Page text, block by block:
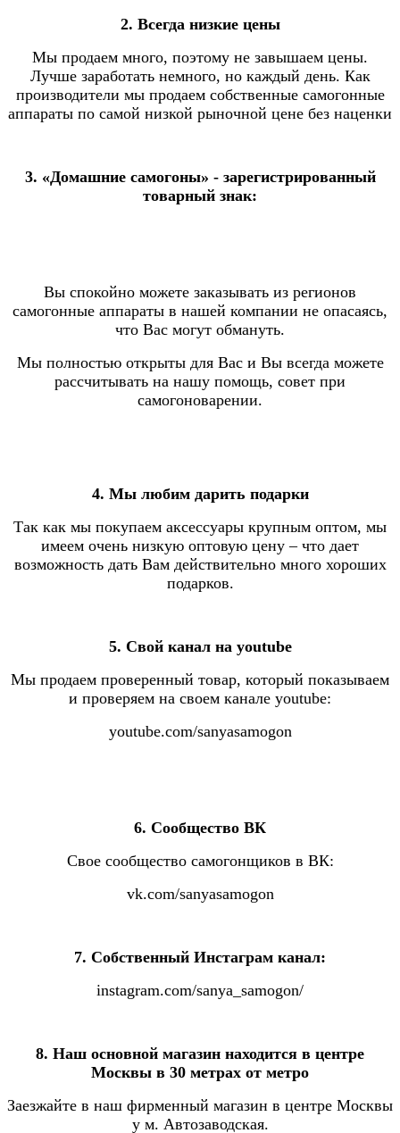
2. Всегда низкие цены
Мы продаем много, поэтому не завышаем цены.
Лучше заработать немного, но каждый день. Как
производители мы продаем собственные самогонные
аппараты по самой низкой рыночной цене без наценки
3. «Домашние самогоны» - зарегистрированный
товарный знак:
Вы спокойно можете заказывать из регионов
самогонные аппараты в нашей компании не опасаясь,
что Вас могут обмануть.
Мы полностью открыты для Вас и Вы всегда можете
рассчитывать на нашу помощь, совет при
самогоноварении.
4. Мы любим дарить подарки
Так как мы покупаем аксессуары крупным оптом, мы
имеем очень низкую оптовую цену – что дает
возможность дать Вам действительно много хороших
подарков.
5. Свой канал на youtube
Мы продаем проверенный товар, который показываем
и проверяем на своем канале youtube:
youtube.com/sanyasamogon
6. Сообщество ВК
Свое сообщество самогонщиков в ВК:
vk.com/sanyasamogon
7. Собственный Инстаграм канал:
instagram.com/sanya_samogon/
8. Наш основной магазин находится в центре
Москвы в 30 метрах от метро
Заезжайте в наш фирменный магазин в центре Москвы
у м. Автозаводская.